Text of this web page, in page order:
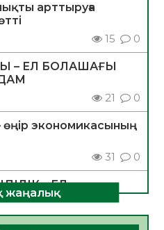
арттыруға
15 0
– ЕЛ БОЛАШАҒЫ
21 0
экономикасының
31 0
– ЕЛ
30 0
жаңалық